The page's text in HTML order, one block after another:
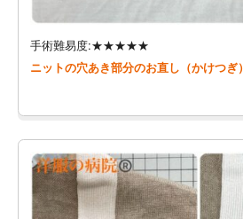
手術難易度:★★★★★
ニットの穴あき部分のお直し（かけつぎ）